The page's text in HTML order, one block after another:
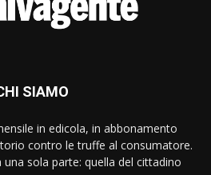
SIAMO
in edicola, in abbonamento
contro le truffe al consumatore.
sola parte: quella del cittadino